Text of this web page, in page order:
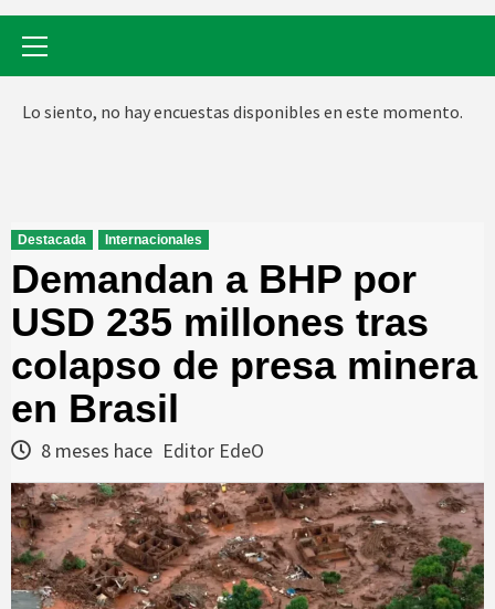
Lo siento, no hay encuestas disponibles en este momento.
Destacada Internacionales
Demandan a BHP por
USD 235 millones tras
colapso de presa minera
en Brasil
8 meses hace Editor EdeO